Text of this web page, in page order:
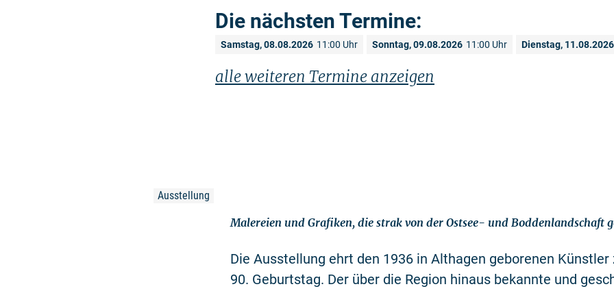
Die nächsten Termine:
Samstag, 08.08.2026 11:00 Uhr Sonntag, 09.08.2026 11:00 Uhr Dienstag, 11.08.2026
alle weiteren Termine anzeigen
Ausstellung
Malereien und Grafiken, die strak von der Ostsee- und Boddenlandschaft
Die Ausstellung ehrt den 1936 in Althagen geborenen Künstler
90. Geburtstag. Der über die Region hinaus bekannte und